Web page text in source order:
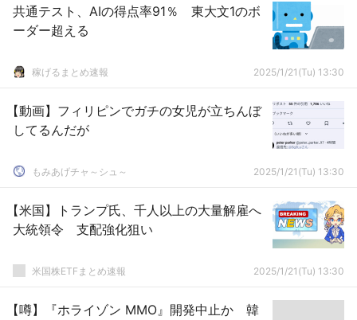
共通テスト、AIの得点率91％ 東大文1のボ
ーダー超える
稼げるまとめ速報 2025/1/21(Tu) 13:30
【動画】フィリピンでガチの女児が立ちんぼ
してるんだが
もみあげチャ～シュ～ 2025/1/21(Tu) 13:30
【米国】トランプ氏、千人以上の大量解雇へ
大統領令 支配強化狙い
米国株ETFまとめ速報 2025/1/21(Tu) 13:30
【噂】『ホライゾン MMO』開発中止か 韓